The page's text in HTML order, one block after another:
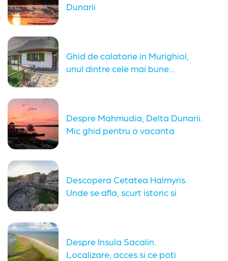
Dunarii
Ghid de calatorie in Murighiol,
unul dintre cele mai bune...
Despre Mahmudia, Delta Dunarii.
Mic ghid pentru o vacanta
Descopera Cetatea Halmyris.
Unde se afla, scurt istoric si
Despre Insula Sacalin.
Localizare, acces si ce poti